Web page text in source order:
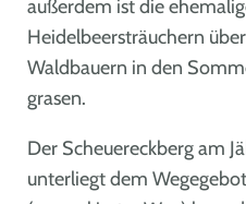
außerdem ist die
Heidelbeersträuchern
Waldbauern in den
grasen.
Der Scheuereckberg am
unterliegt dem Wegegebot